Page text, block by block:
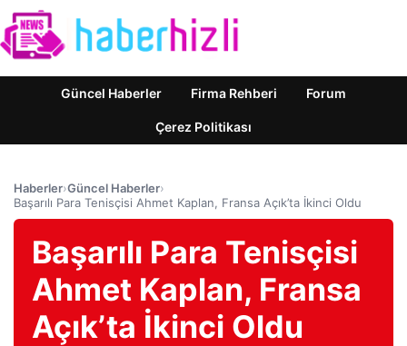
Güncel Haberler Firma Rehberi Forum
Çerez Politikası
Haberler›Güncel Haberler›
Başarılı Para Tenisçisi Ahmet Kaplan, Fransa Açık’ta İkinci Oldu
Başarılı Para Tenisçisi
Ahmet Kaplan, Fransa
Açık’ta İkinci Oldu